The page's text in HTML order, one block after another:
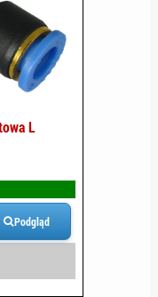
L
Podgląd